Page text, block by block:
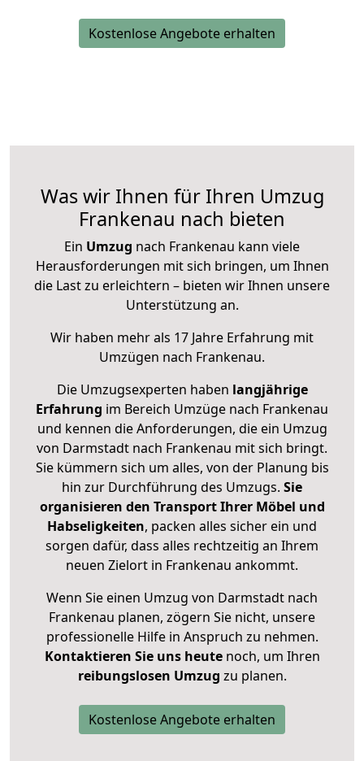
Kostenlose Angebote erhalten
Was wir Ihnen für Ihren Umzug
Frankenau nach bieten
Ein Umzug nach Frankenau kann viele
Herausforderungen mit sich bringen, um Ihnen
die Last zu erleichtern – bieten wir Ihnen unsere
Unterstützung an.
Wir haben mehr als 17 Jahre Erfahrung mit
Umzügen nach Frankenau.
Die Umzugsexperten haben langjährige
Erfahrung im Bereich Umzüge nach Frankenau
und kennen die Anforderungen, die ein Umzug
von Darmstadt nach Frankenau mit sich bringt.
Sie kümmern sich um alles, von der Planung bis
hin zur Durchführung des Umzugs. Sie
organisieren den Transport Ihrer Möbel und
Habseligkeiten, packen alles sicher ein und
sorgen dafür, dass alles rechtzeitig an Ihrem
neuen Zielort in Frankenau ankommt.
Wenn Sie einen Umzug von Darmstadt nach
Frankenau planen, zögern Sie nicht, unsere
professionelle Hilfe in Anspruch zu nehmen.
Kontaktieren Sie uns heutenoch, um Ihren
reibungslosen Umzug zu planen.
Kostenlose Angebote erhalten